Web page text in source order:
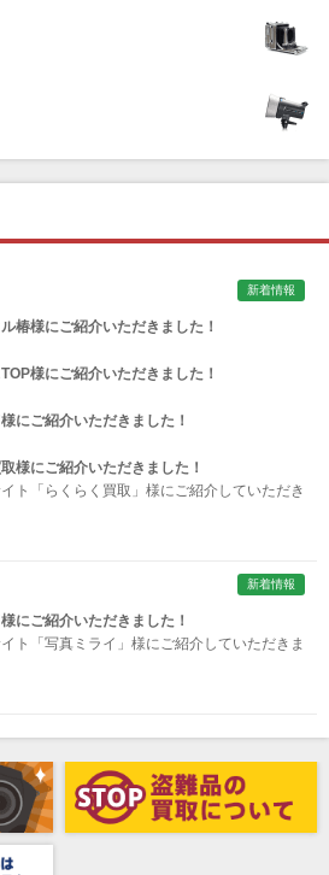
ィザンアンドアーティスト)
ファクトリー）
新着情報
椿様にご紹介いただきました！
様にご紹介いただきました！
にご紹介いただきました！
様にご紹介いただきました！
ト「らくらく買取」様にご紹介していただき
新着情報
にご紹介いただきました！
ト「写真ミライ」様にご紹介していただきま